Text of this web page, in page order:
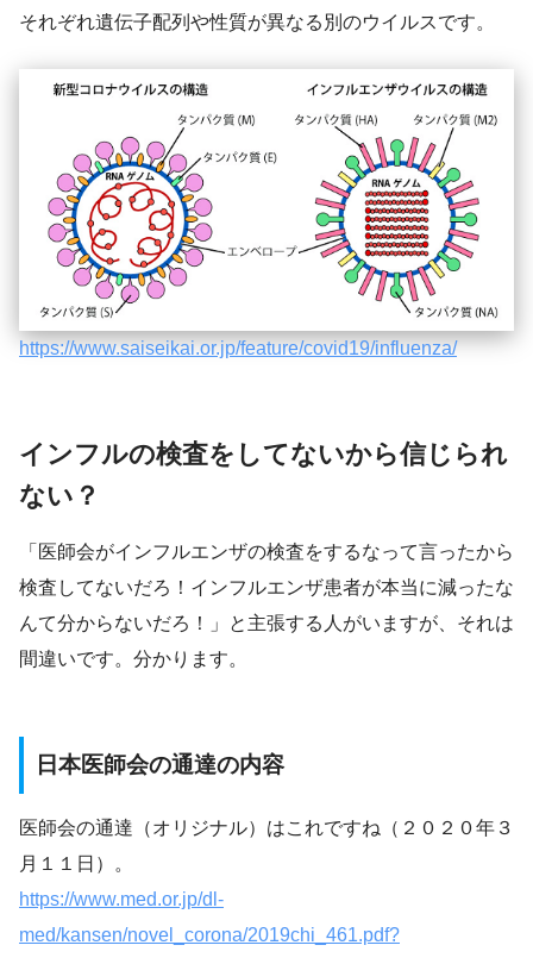
それぞれ遺伝子配列や性質が異なる別のウイルスです。
https://www.saiseikai.or.jp/feature/covid19/influenza/
インフルの検査をしてないから信じられ
ない？
「医師会がインフルエンザの検査をするなって言ったから
検査してないだろ！インフルエンザ患者が本当に減ったな
んて分からないだろ！」と主張する人がいますが、それは
間違いです。分かります。
日本医師会の通達の内容
医師会の通達（オリジナル）はこれですね（２０２０年３
月１１日）。
https://www.med.or.jp/dl-
med/kansen/novel_corona/2019chi_461.pdf?